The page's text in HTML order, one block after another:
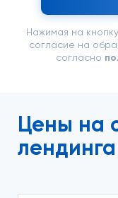
Нажимая на
согласие на
согласно
Цены на